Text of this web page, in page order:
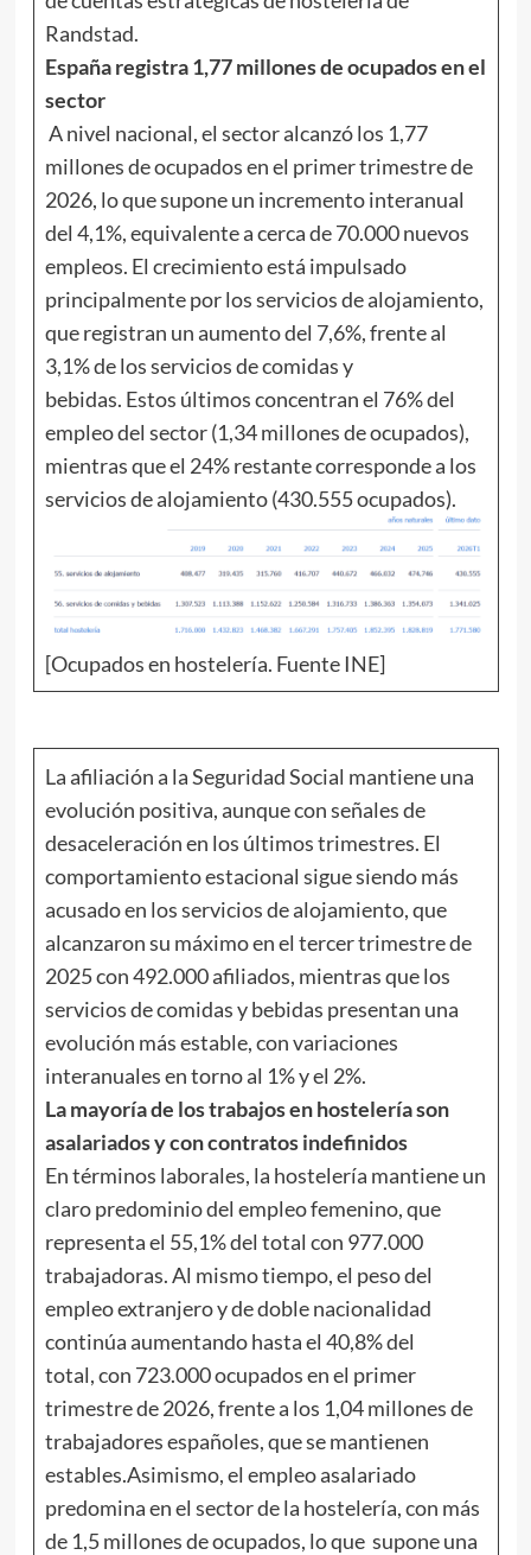
Randstad.
España registra 1,77 millones de ocupados en el
sector
A nivel nacional, el sector alcanzó los 1,77
millones de ocupados en el primer trimestre de
2026, lo que supone un incremento interanual
del 4,1%, equivalente a cerca de 70.000 nuevos
empleos. El crecimiento está impulsado
principalmente por los servicios de alojamiento,
que registran un aumento del 7,6%, frente al
3,1% de los servicios de comidas y
bebidas. Estos últimos concentran el 76% del
empleo del sector (1,34 millones de ocupados),
mientras que el 24% restante corresponde a los
servicios de alojamiento (430.555 ocupados).
[Ocupados en hostelería. Fuente INE]
La afiliación a la Seguridad Social mantiene una
evolución positiva, aunque con señales de
desaceleración en los últimos trimestres. El
comportamiento estacional sigue siendo más
acusado en los servicios de alojamiento, que
alcanzaron su máximo en el tercer trimestre de
2025 con 492.000 afiliados, mientras que los
servicios de comidas y bebidas presentan una
evolución más estable, con variaciones
interanuales en torno al 1% y el 2%.
La mayoría de los trabajos en hostelería son
asalariados y con contratos indefinidos
En términos laborales, la hostelería mantiene un
claro predominio del empleo femenino, que
representa el 55,1% del total con 977.000
trabajadoras. Al mismo tiempo, el peso del
empleo extranjero y de doble nacionalidad
continúa aumentando hasta el 40,8% del
total, con 723.000 ocupados en el primer
trimestre de 2026, frente a los 1,04 millones de
trabajadores españoles, que se mantienen
estables.Asimismo, el empleo asalariado
predomina en el sector de la hostelería, con más
de 1,5 millones de ocupados, lo que supone una